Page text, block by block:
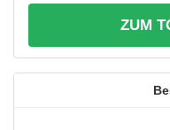
ZUM